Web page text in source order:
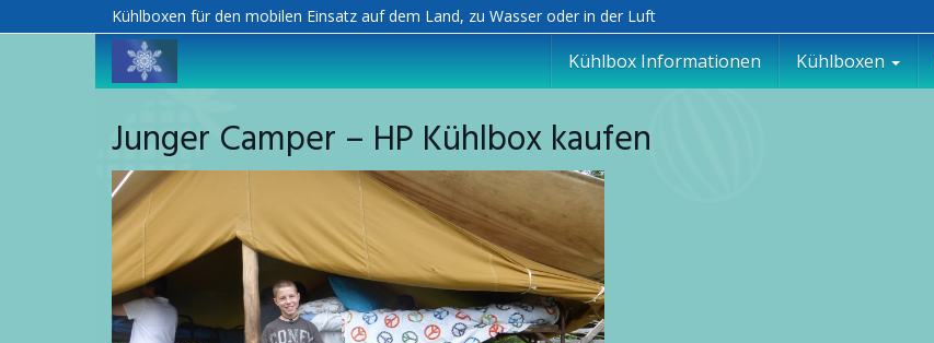
to
Kühlboxen für den mobilen Einsatz auf dem Land, zu Wasser oder in der Luft
Kühlbox Informationen Kühlboxen
Junger Camper – HP Kühlbox kaufen